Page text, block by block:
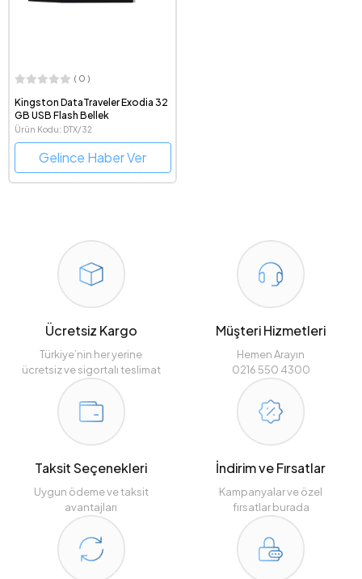
( 0 )
Kingston DataTraveler Exodia 32
GB USB Flash Bellek
Ürün Kodu: DTX/32
Gelince Haber Ver
Ücretsiz Kargo
Türkiye’nin her yerine
ücretsiz ve sigortalı teslimat
Müşteri Hizmetleri
Hemen Arayın
0216 550 4300
Taksit Seçenekleri
Uygun ödeme ve taksit
avantajları
İndirim ve Fırsatlar
Kampanyalar ve özel
fırsatlar burada